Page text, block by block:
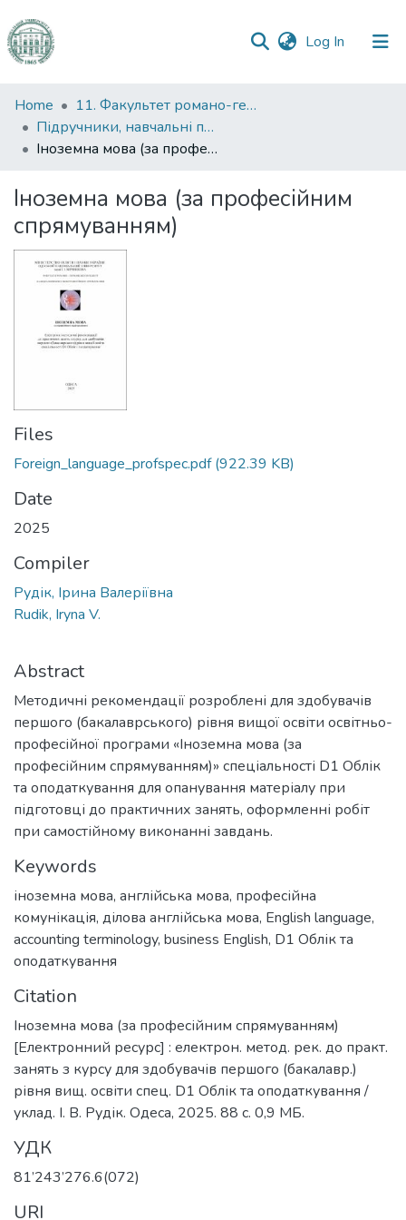
Log In (current)
Communities
&
Collections
Statistics
Home
11. Факультет романо-германської філології
Підручники, навчальні посібники та інші науково- та навчально-методичні праці РГФ
Іноземна мова (за професійним спрямуванням)
Іноземна мова (за професійним
спрямуванням)
Files
Foreign_language_profspec.pdf(922.39 KB)
Date
2025
Compiler
Рудік, Ірина Валеріївна
Rudik, Iryna V.
Abstract
Методичні рекомендації розроблені для здобувачів
першого (бакалаврського) рівня вищої освіти освітньо-
професійної програми «Іноземна мова (за
професійним спрямуванням)» спеціальності D1 Облік
та оподаткування для опанування матеріалу при
підготовці до практичних занять, оформленні робіт
при самостійному виконанні завдань.
Keywords
іноземна мова, англійська мова, професійна
комунікація, ділова англійська мова, English language,
accounting terminology, business English, D1 Облік та
оподаткування
Citation
Іноземна мова (за професійним спрямуванням)
[Електронний ресурс] : електрон. метод. рек. до практ.
занять з курсу для здобувачів першого (бакалавр.)
рівня вищ. освіти спец. D1 Облік та оподаткування /
уклад. І. В. Рудік. Одеса, 2025. 88 с. 0,9 МБ.
УДК
81’243’276.6(072)
URI